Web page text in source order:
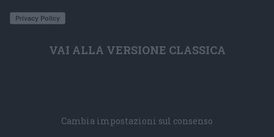
VAI ALLA VERSIONE CLASSICA
Cambia impostazioni sul consenso